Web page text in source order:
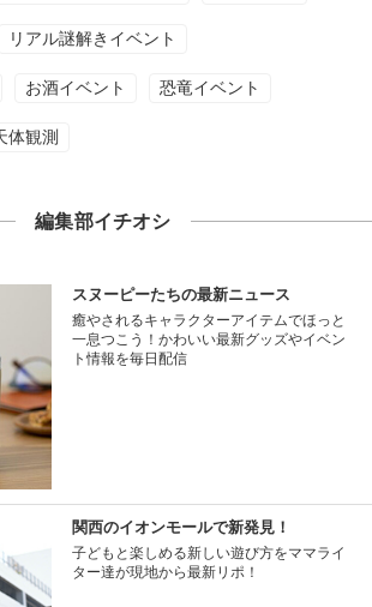
リアル謎解きイベント
お酒イベント 恐竜イベント
体観測
編集部イチオシ
スヌーピーたちの最新ニュース
癒やされるキャラクターアイテムでほっと
一息つこう！かわいい最新グッズやイベン
ト情報を毎日配信
関西のイオンモールで新発見！
子どもと楽しめる新しい遊び方をママライ
ター達が現地から最新リポ！